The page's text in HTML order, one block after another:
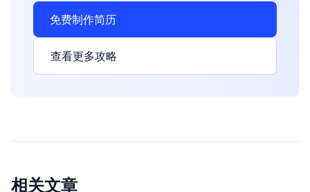
免费制作简历
查看更多攻略
相关文章